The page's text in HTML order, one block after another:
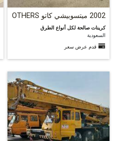
2002 ميتسوبيشي كاتو OTHERS
كرينات صالحة لكل أنواع الطرق
السعودية
قدم عرض سعر